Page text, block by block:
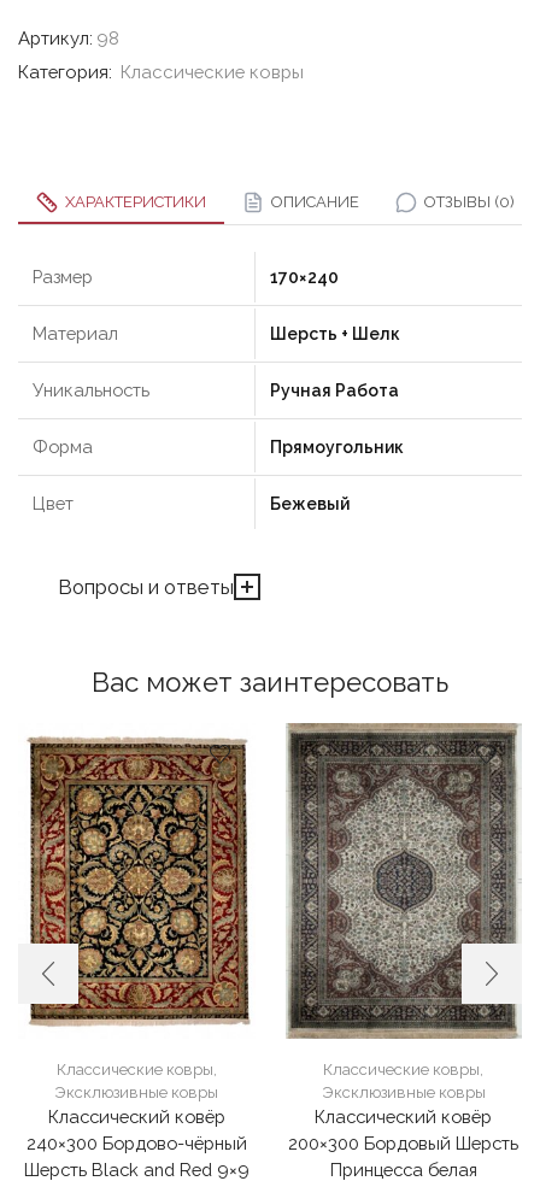
Артикул: 98
Категория: Классические ковры
ХАРАКТЕРИСТИКИ ОПИСАНИЕ ОТЗЫВЫ (0)
Размер 170×240
Материал Шерсть + Шелк
Уникальность Ручная Работа
Форма Прямоугольник
Цвет Бежевый
Вопросы и ответы
Вас может заинтересовать
Классические ковры
Эксклюзивные ковры
Классический ковёр
240×300 Бордово-чёрный
Шерсть Black and Red 9×9
Классические ковры
Эксклюзивные ковры
Классический ковёр
200×300 Бордовый Шерсть
Принцесса белая